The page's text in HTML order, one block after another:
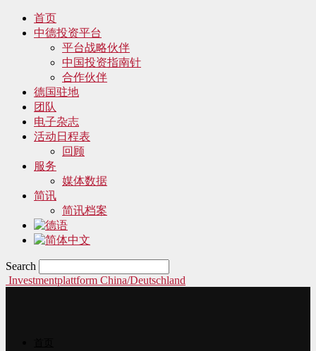
首页
中德投资平台
平台战略伙伴
中国投资指南针
合作伙伴
德国驻地
团队
电子杂志
活动日程表
回顾
服务
媒体数据
简讯
简讯档案
Search
Investmentplattform China/Deutschland